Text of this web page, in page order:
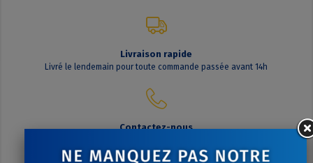
Livraison rapide
Livré le lendemain pour toute commande passée avant 14h
Contactez-nous